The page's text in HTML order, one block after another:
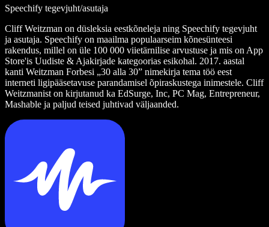
Speechify tegevjuht/asutaja
Cliff Weitzman on düsleksia eestkõneleja ning Speechify tegevjuht
ja asutaja. Speechify on maailma populaarseim kõnesünteesi
rakendus, millel on üle 100 000 viietärnilise arvustuse ja mis on App
Store'is Uudiste & Ajakirjade kategoorias esikohal. 2017. aastal
kanti Weitzman Forbesi „30 alla 30” nimekirja tema töö eest
interneti ligipääsetavuse parandamisel õpiraskustega inimestele. Cliff
Weitzmanist on kirjutanud ka EdSurge, Inc, PC Mag, Entrepreneur,
Mashable ja paljud teised juhtivad väljaanded.